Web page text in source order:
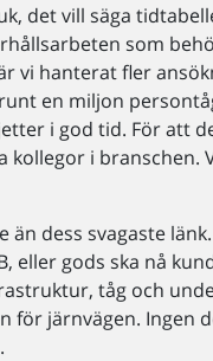
det vill säga
som
vi hanterat fler
en miljon
i god tid. För att
i branschen.
dess svagaste
eller gods ska nå
tåg och
för järnvägen. Ingen